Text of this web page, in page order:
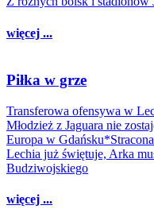
więcej ...
Piłka w grze
Transferowa ofensywa w
Młodzież z Jaguara nie
Europa w Gdańsku*Stracona
Lechia już świętuje, Arka
Budziwojskiego
więcej ...